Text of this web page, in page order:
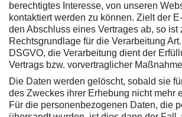
berechtigtes Interesse, von unseren
kontaktiert werden zu können. Zielt der
den Abschluss eines Vertrages ab, so ist
Rechtsgrundlage für die Verarbeitung
DSGVO, die Verarbeitung dient der
Vertrags bzw. vorvertraglicher
Die Daten werden gelöscht, sobald sie
des Zweckes ihrer Erhebung nicht mehr
Für die personenbezogenen Daten, die